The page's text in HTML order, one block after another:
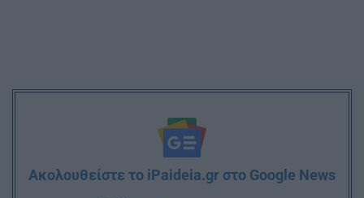
Ακολουθείστε το iPaideia.gr στο Google News